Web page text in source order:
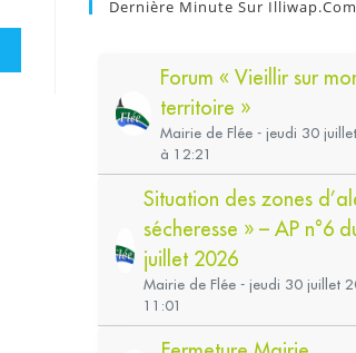
Dernière Minute Sur Illiwap.com